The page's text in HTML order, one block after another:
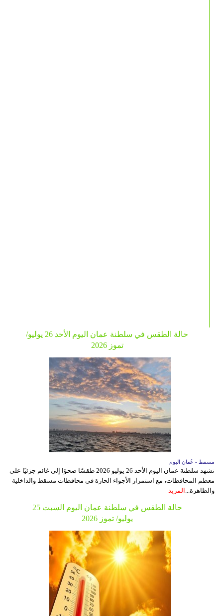
حالة الطقس في سلطنة عمان اليوم الأحد 26 يوليو/
تموز 2026
مسقط - عُمان اليوم
تشهد سلطنة عمان اليوم الأحد 26 يوليو 2026 طقسًا صحوًا إلى غائم جزئيًا على
معظم المحافظات، مع استمرار الأجواء الحارة في محافظات مسقط والداخلية
والظاهرة... المزيد
حالة الطقس في سلطنة عمان اليوم السبت 25
يوليو/ تموز 2026